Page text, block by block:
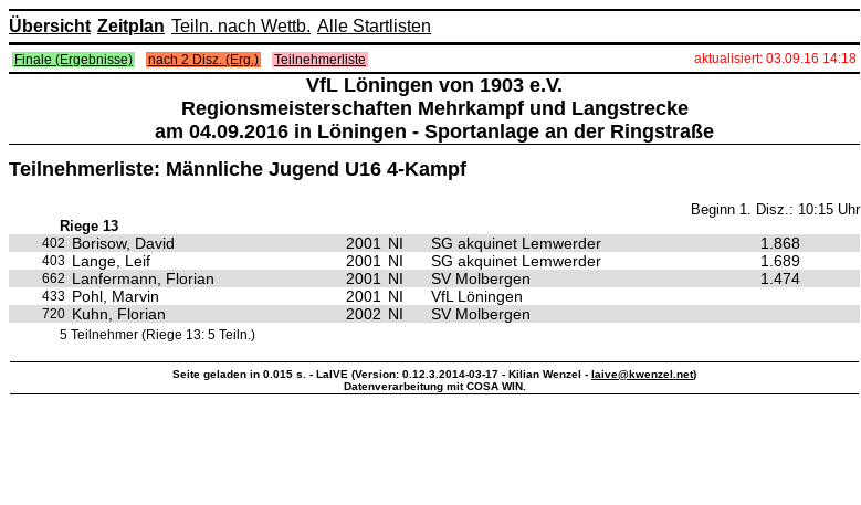
Übersicht Zeitplan Teiln. nach Wettb. Alle Startlisten
Finale (Ergebnisse) nach 2 Disz. (Erg.) Teilnehmerliste aktualisiert: 03.09.16 14:18
VfL Löningen von 1903 e.V.
Regionsmeisterschaften Mehrkampf und Langstrecke
am 04.09.2016 in Löningen - Sportanlage an der Ringstraße
Teilnehmerliste: Männliche Jugend U16 4-Kampf
Beginn 1. Disz.: 10:15 Uhr
Riege 13
402 Borisow, David 2001 NI SG akquinet Lemwerder 1.868
403 Lange, Leif 2001 NI SG akquinet Lemwerder 1.689
662 Lanfermann, Florian 2001 NI SV Molbergen 1.474
433 Pohl, Marvin 2001 NI VfL Löningen
720 Kuhn, Florian 2002 NI SV Molbergen
5 Teilnehmer (Riege 13: 5 Teiln.)
Seite geladen in 0.015 s. - LaIVE (Version: 0.12.3.2014-03-17 - Kilian Wenzel - laive@kwenzel.net)
Datenverarbeitung mit COSA WIN.